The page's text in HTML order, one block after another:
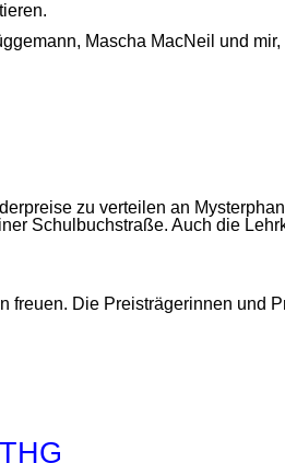
Mascha MacNeil und
zu verteilen an
Schulbuchstraße. Auch die
Die Preisträgerinnen und